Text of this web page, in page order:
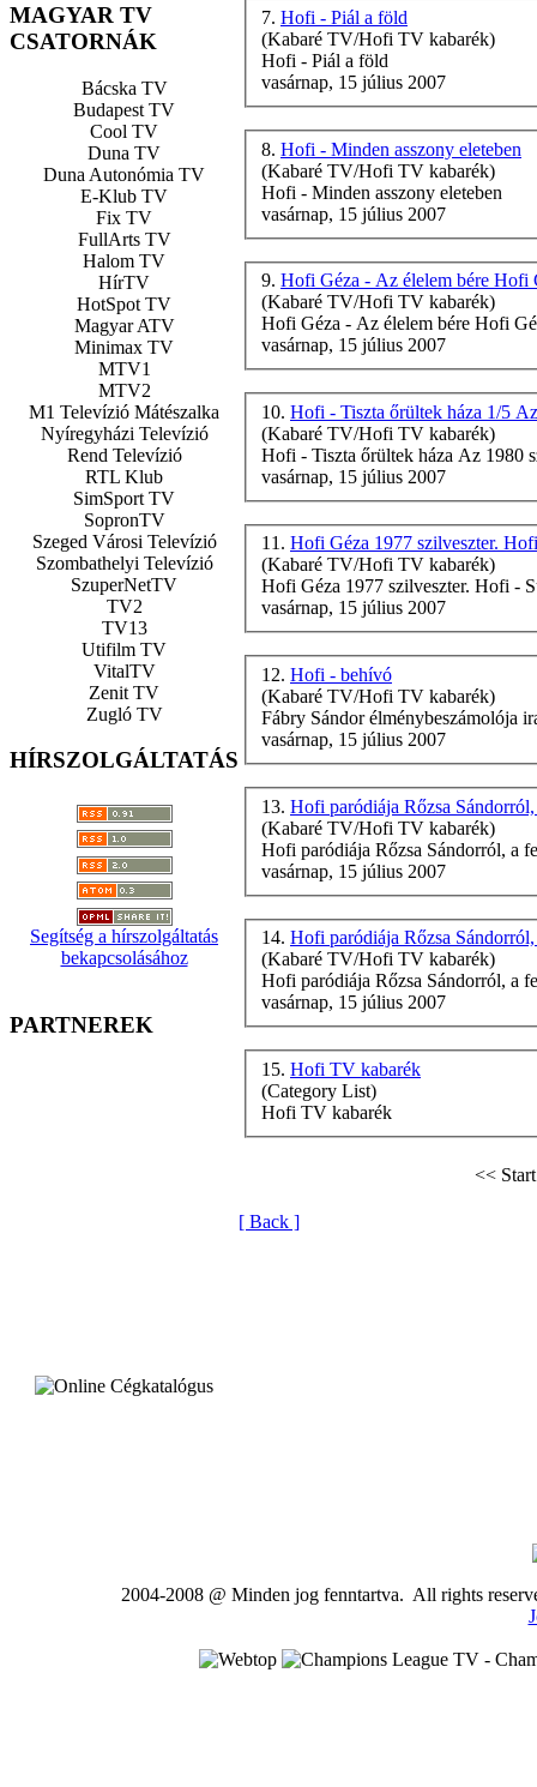
MAGYAR TV
CSATORNÁK
Bácska TV
Budapest TV
Cool TV
Duna TV
Duna Autonómia TV
E-Klub TV
Fix TV
FullArts TV
Halom TV
HírTV
HotSpot TV
Magyar ATV
Minimax TV
MTV1
MTV2
M1 Televízió Mátészalka
Nyíregyházi Televízió
Rend Televízió
RTL Klub
SimSport TV
SopronTV
Szeged Városi Televízió
Szombathelyi Televízió
SzuperNetTV
TV2
TV13
Utifilm TV
VitalTV
Zenit TV
Zugló TV
HÍRSZOLGÁLTATÁS
Segítség a hírszolgáltatás
bekapcsolásához
PARTNEREK
7. Hofi - Piál a föld
(Kabaré TV/Hofi TV kabarék)
Hofi - Piál a föld
vasárnap, 15 július 2007
8. Hofi - Minden asszony eleteben
(Kabaré TV/Hofi TV kabarék)
Hofi - Minden asszony eleteben
vasárnap, 15 július 2007
9. Hofi Géza - Az élelem bére Hofi
(Kabaré TV/Hofi TV kabarék)
Hofi Géza - Az élelem bére Hofi
vasárnap, 15 július 2007
10. Hofi - Tiszta őrültek háza 1/5
(Kabaré TV/Hofi TV kabarék)
Hofi - Tiszta őrültek háza Az 1980
vasárnap, 15 július 2007
11. Hofi Géza 1977 szilveszter.
(Kabaré TV/Hofi TV kabarék)
Hofi Géza 1977 szilveszter. Hofi -
vasárnap, 15 július 2007
12. Hofi - behívó
(Kabaré TV/Hofi TV kabarék)
Fábry Sándor élménybeszámolója
vasárnap, 15 július 2007
13. Hofi paródiája Rőzsa
(Kabaré TV/Hofi TV kabarék)
Hofi paródiája Rőzsa Sándorról, a
vasárnap, 15 július 2007
14. Hofi paródiája Rőzsa
(Kabaré TV/Hofi TV kabarék)
Hofi paródiája Rőzsa Sándorról, a
vasárnap, 15 július 2007
15. Hofi TV kabarék
(Category List)
Hofi TV kabarék
<< Start
[ Back ]
2004-2008 @ Minden jog fenntartva. All rights